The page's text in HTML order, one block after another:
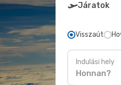
Járatok
Visszaút
Indulási hely